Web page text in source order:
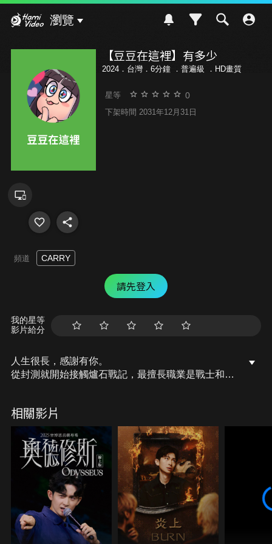
瀏覽
【豆豆在這裡】有多少
2024．台灣．6分鐘 ． 普遍級 ．HD畫質
星等 0
下架時間 2031年12月31日
頻道 CARRY
請先登入
我的星等
影片給分
人生很長，感謝有你。
從封測就開始接觸爐石戰記，最擅長職業是戰士和牧
醒。
從陰暗幽霾的蛇界森林甦醒吧， 趁此良機，莫再猶
豫，恭請蛇界至尊雙飛寶典！
OSkomodo 還不一起加入蛇教跟著教主一起前進!
相關影片